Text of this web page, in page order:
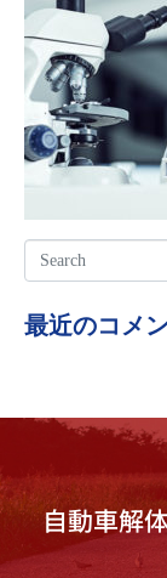
最近のコメ
自動車解